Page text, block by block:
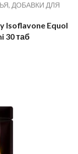
, ДОБАВКИ ДЛЯ
Isoflavone Equol
30 таб